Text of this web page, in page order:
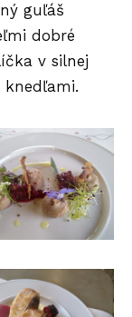
guľáš
dobré
v silnej
knedľami.